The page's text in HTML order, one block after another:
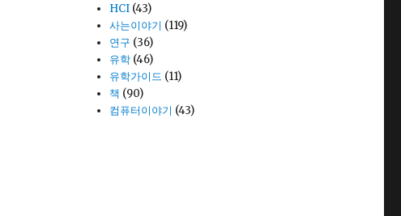
HCI (43)
사는이야기 (119)
연구 (36)
유학 (46)
유학가이드 (11)
책 (90)
컴퓨터이야기 (43)